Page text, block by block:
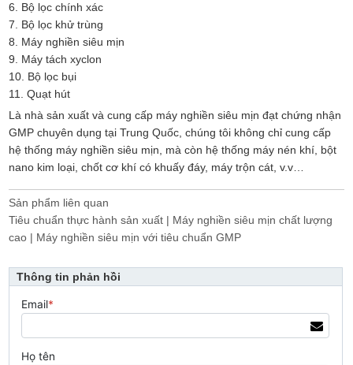
6. Bộ lọc chính xác
7. Bộ lọc khử trùng
8. Máy nghiền siêu mịn
9. Máy tách xyclon
10. Bộ lọc bụi
11. Quạt hút
Là nhà sản xuất và cung cấp máy nghiền siêu mịn đạt chứng nhận
GMP chuyên dụng tại Trung Quốc, chúng tôi không chỉ cung cấp
hệ thống máy nghiền siêu mịn, mà còn hệ thống máy nén khí, bột
nano kim loại, chốt cơ khí có khuấy đáy, máy trộn cát, v.v…
Sản phẩm liên quan
Tiêu chuẩn thực hành sản xuất | Máy nghiền siêu mịn chất lượng
cao | Máy nghiền siêu mịn với tiêu chuẩn GMP
Thông tin phản hồi